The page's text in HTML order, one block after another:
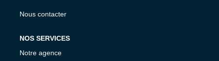
Nous contacter
NOS SERVICES
Notre agence